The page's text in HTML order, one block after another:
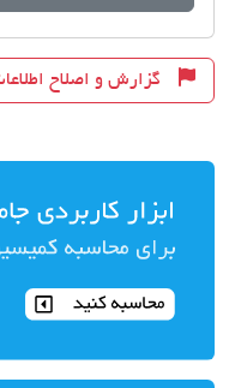
گزارش و اصلاح